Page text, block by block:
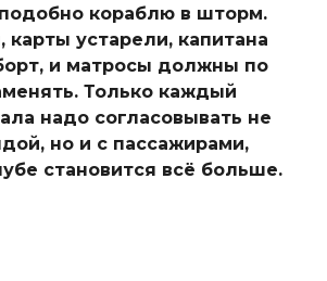
кораблю в шторм.
карты устарели, капитана
и матросы должны по
Только каждый
надо согласовывать не
но и с пассажирами,
становится всё больше.